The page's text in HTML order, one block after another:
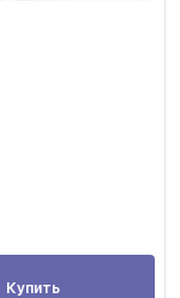
Купить